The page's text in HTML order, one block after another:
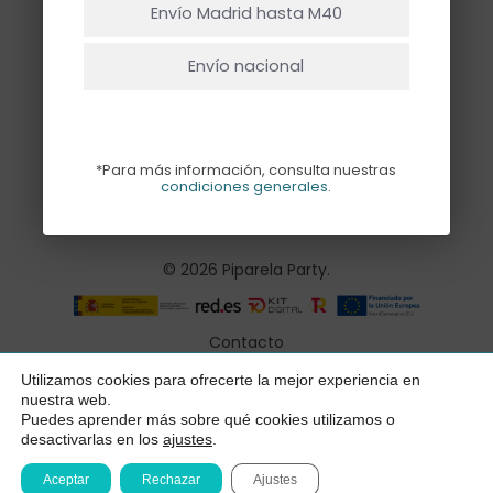
Subtotal: 0,00
Ver Carrito
© 2026 Piparela Party.
Contacto
Aviso legal
Política de privacidad
Condiciones generales
Utilizamos cookies para ofrecerte la mejor experiencia en
nuestra web.
Puedes aprender más sobre qué cookies utilizamos o
desactivarlas en los ajustes
Aceptar Rechazar Ajustes
Envío Madrid hasta M40
Envío nacional
*Para más información, consulta nuestras
condiciones generales.